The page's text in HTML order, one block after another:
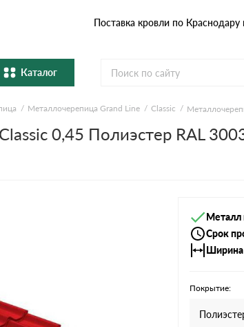
Поставка кровли по
Каталог
Металлочерепица
Натуральная керамическая
Ондулин Смарт
Металлочерепица Grand Line Classic
0,45 Полиэстер RAL
Металл
Срок
Ширина
Покрытие: